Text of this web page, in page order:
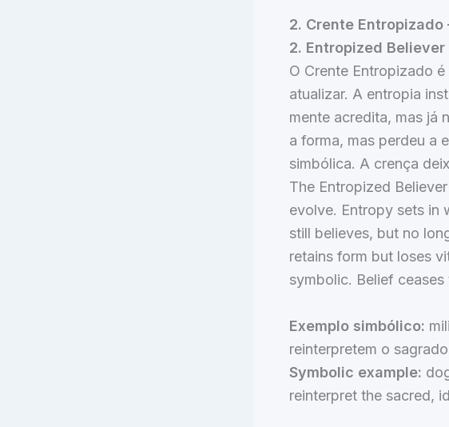
2. Crente
2. Entropized
O Crente Entropizado
atualizar. A entropia
mente acredita, mas já
a forma, mas perdeu a
simbólica. A crença
The Entropized
evolve. Entropy sets in
still believes, but no
retains form but loses
symbolic. Belief
Exemplo simbólico:
reinterpretem o
Symbolic example:
reinterpret the sacred,